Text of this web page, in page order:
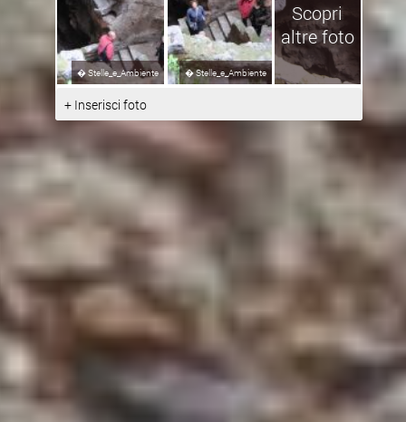
�Stelle_e_Ambiente �Stelle_e_Ambiente
Scopri
altre foto
+ Inserisci foto